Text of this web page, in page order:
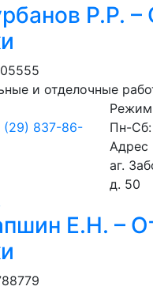
Р.Р.
и отделочные
(29) 837-86-
Пн-Сб:
Адрес
аг.
д. 50
Е.Н. –